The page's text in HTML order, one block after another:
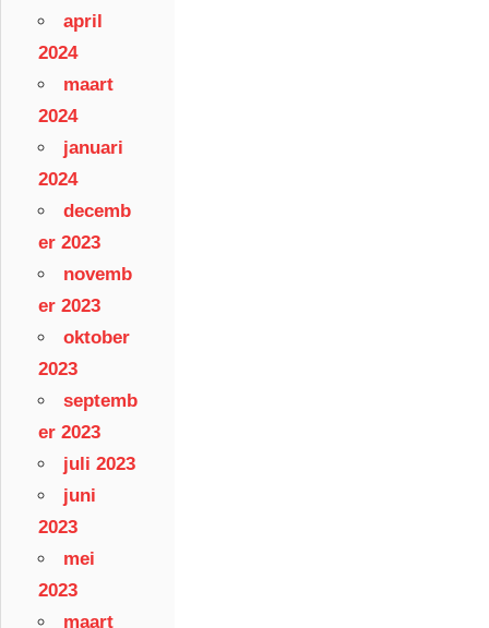
april
2024
maart
2024
januari
2024
decemb
er 2023
novemb
er 2023
oktober
2023
septemb
er 2023
juli 2023
juni
2023
mei
2023
maart